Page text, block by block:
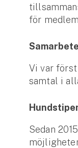
för
Vi var
samtal i
Sedan